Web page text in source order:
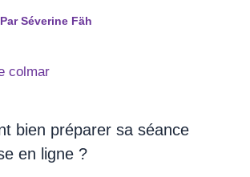
Séverine Fäh
bien préparer sa séance
en ligne ?